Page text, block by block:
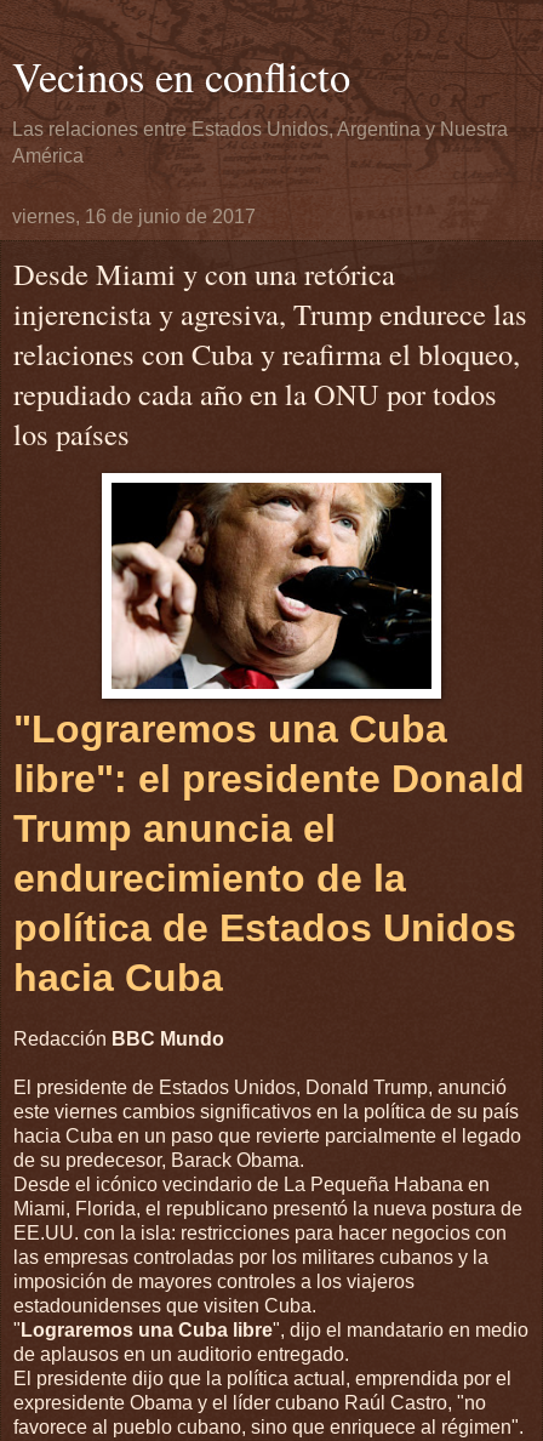
Vecinos en conflicto
Las relaciones entre Estados Unidos, Argentina y Nuestra
América
viernes, 16 de junio de 2017
Desde Miami y con una retórica
injerencista y agresiva, Trump endurece las
relaciones con Cuba y reafirma el bloqueo,
repudiado cada año en la ONU por todos
los países
"Lograremos una Cuba
libre": el presidente Donald
Trump anuncia el
endurecimiento de la
política de Estados Unidos
hacia Cuba
Redacción BBC Mundo
El presidente de Estados Unidos, Donald Trump, anunció
este viernes cambios significativos en la política de su país
hacia Cuba en un paso que revierte parcialmente el legado
de su predecesor, Barack Obama.
Desde el icónico vecindario de La Pequeña Habana en
Miami, Florida, el republicano presentó la nueva postura de
EE.UU. con la isla: restricciones para hacer negocios con
las empresas controladas por los militares cubanos y la
imposición de mayores controles a los viajeros
estadounidenses que visiten Cuba.
" Lograremos una Cuba libre", dijo el mandatario en medio
de aplausos en un auditorio entregado.
El presidente dijo que la política actual, emprendida por el
expresidente Obama y el líder cubano Raúl Castro, "no
favorece al pueblo cubano, sino que enriquece al régimen".